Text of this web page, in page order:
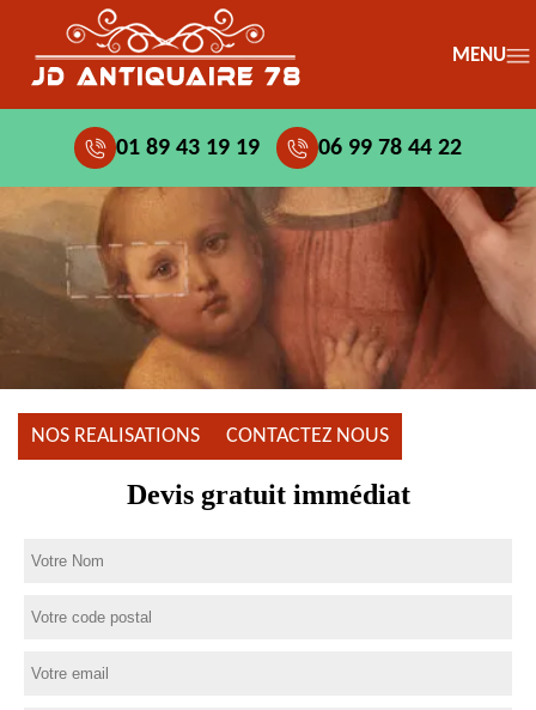
MENU
01 89 43 19 19 06 99 78 44 22
NOS REALISATIONS CONTACTEZ NOUS
Devis gratuit immédiat